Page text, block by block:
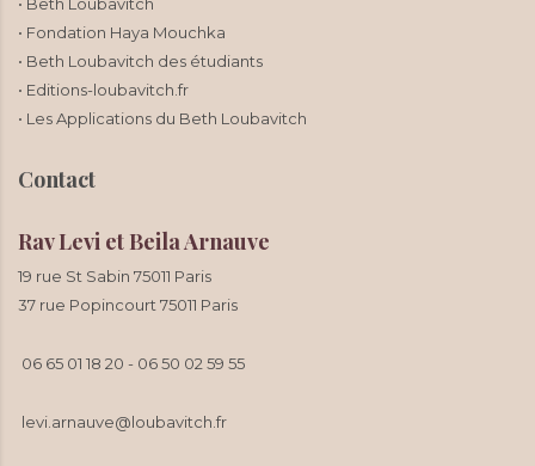
• Fondation Haya Mouchka
• Beth Loubavitch des étudiants
• Editions-loubavitch.fr
• Les Applications du Beth Loubavitch
Contact
Rav Levi et Beila Arnauve
19 rue St Sabin 75011 Paris
37 rue Popincourt 75011 Paris
06 65 01 18 20 - 06 50 02 59 55
levi.arnauve@loubavitch.fr